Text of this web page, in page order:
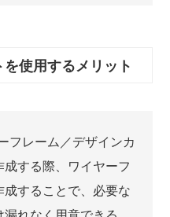
使用するメリット
フレーム／デザインカ
する際、ワイヤーフ
成することで、必要な